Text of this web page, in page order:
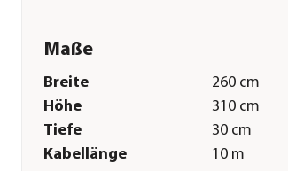
Maße
Breite
260 cm
Höhe
310 cm
Tiefe
30 cm
Kabellänge
10 m